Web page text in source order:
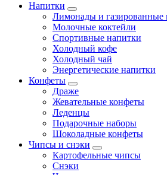
Напитки
Лимонады и газированные
Молочные коктейли
Спортивные напитки
Холодный кофе
Холодный чай
Энергетические напитки
Конфеты
Драже
Жевательные конфеты
Леденцы
Подарочные наборы
Шоколадные конфеты
Чипсы и снэки
Картофельные чипсы
Снэки